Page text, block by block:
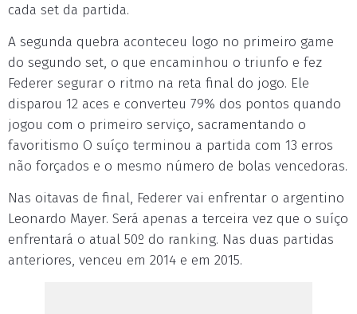
cada set da partida.
A segunda quebra aconteceu logo no primeiro game
do segundo set, o que encaminhou o triunfo e fez
Federer segurar o ritmo na reta final do jogo. Ele
disparou 12 aces e converteu 79% dos pontos quando
jogou com o primeiro serviço, sacramentando o
favoritismo O suíço terminou a partida com 13 erros
não forçados e o mesmo número de bolas vencedoras.
Nas oitavas de final, Federer vai enfrentar o argentino
Leonardo Mayer. Será apenas a terceira vez que o suíço
enfrentará o atual 50º do ranking. Nas duas partidas
anteriores, venceu em 2014 e em 2015.